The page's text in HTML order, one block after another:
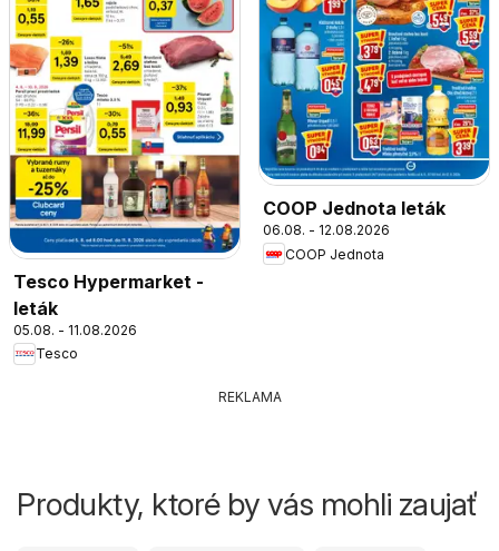
Tesco Hypermarket -
leták
05.08. - 11.08.2026
Tesco
COOP Jednota leták
06.08. - 12.08.2026
COOP Jednota
REKLAMA
Produkty, ktoré by vás mohli zaujať